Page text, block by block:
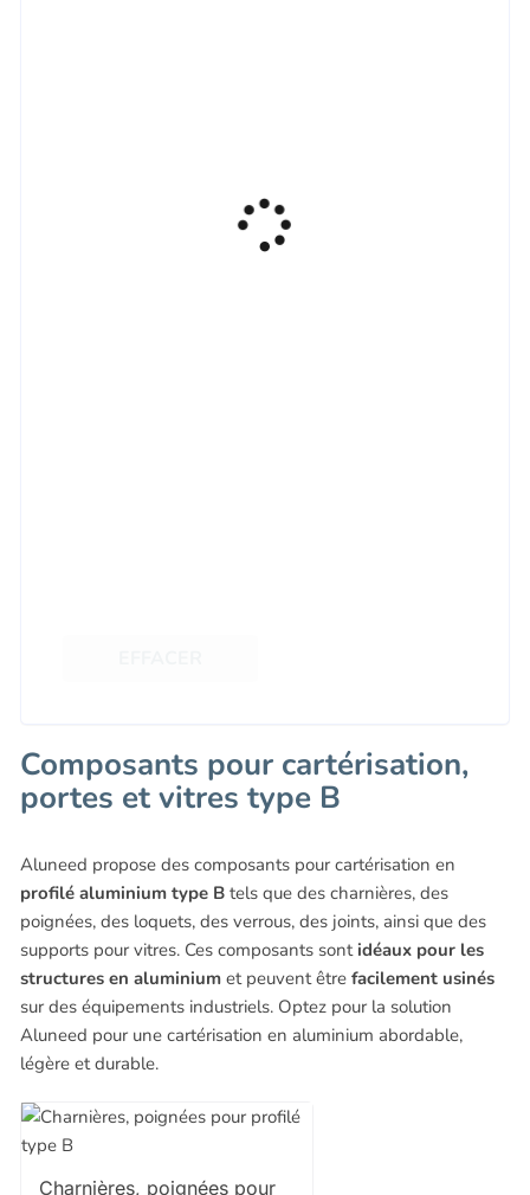
Composants pour cartérisation,
portes et vitres type B
Aluneed propose des composants pour cartérisation en
profilé aluminium type B tels que des charnières, des
poignées, des loquets, des verrous, des joints, ainsi que des
supports pour vitres. Ces composants sontidéaux pour les
structures en aluminium et peuvent être facilement usinés
sur des équipements industriels. Optez pour la solution
Aluneed pour une cartérisation en aluminium abordable,
légère et durable.
Charnières, poignées pour